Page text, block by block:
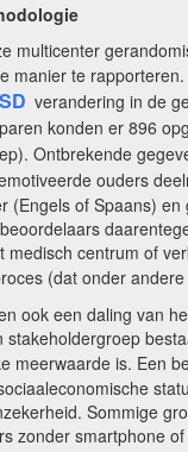
multicenter
manier te
SD verandering in de
konden er 896
Ontbrekende
ouders
(Engels of Spaans)
medisch centrum of
(dat onder
ook een daling van
meerwaarde is. Een
Sommige
zonder smartphone